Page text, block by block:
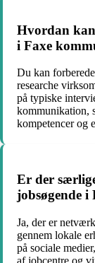
Hvordan
i Faxe
Du kan
researche
på typiske
kommunikation,
kompetencer og
Er der
jobsøgende i
Ja, der er
gennem lokale
på sociale
af jobcentre og